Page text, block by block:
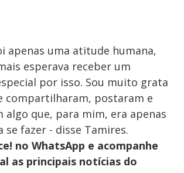
apenas uma atitude humana,
esperava receber um
por isso. Sou muito grata
compartilharam, postaram e
algo que, para mim, era apenas
se fazer - disse Tamires.
no WhatsApp e acompanhe
as principais notícias do